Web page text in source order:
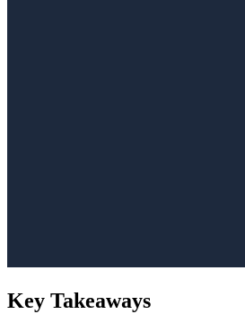
Key Takeaways